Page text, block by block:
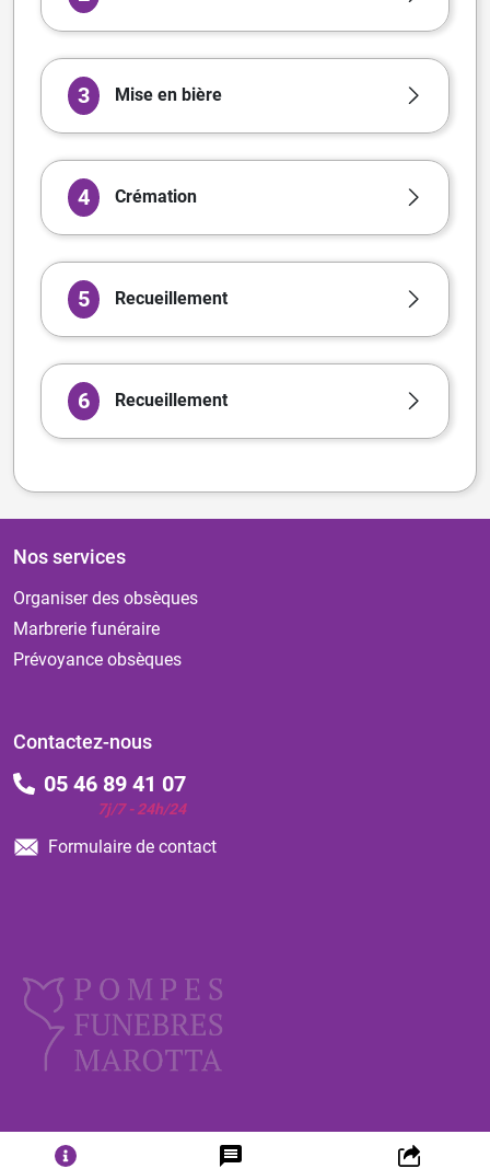
3 Mise en bière
4 Crémation
5 Recueillement
6 Recueillement
Nos services
Organiser des obsèques
Marbrerie funéraire
Prévoyance obsèques
Contactez-nous
05 46 89 41 07
7j/7 - 24h/24
Formulaire de contact